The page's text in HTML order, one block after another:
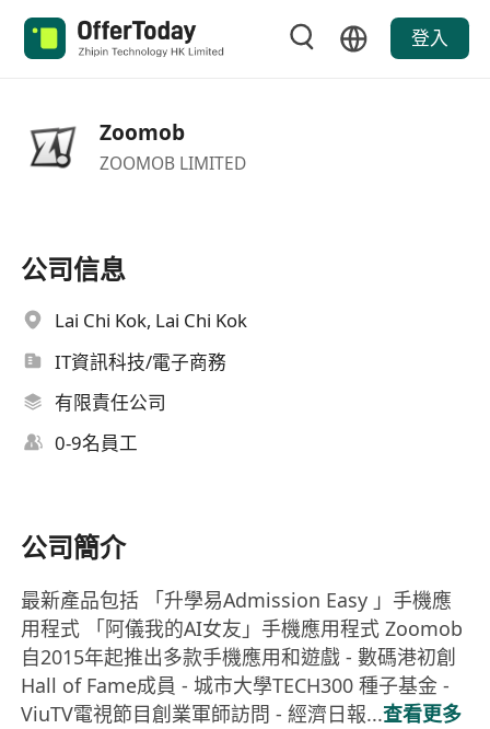
登入
Zoomob
ZOOMOB LIMITED
公司信息
Lai Chi Kok, Lai Chi Kok
IT資訊科技/電子商務
有限責任公司
0-9名員工
公司簡介
最新產品包括 「升學易Admission Easy 」手機應
用程式 「阿儀我的AI女友」手機應用程式 Zoomob
自2015年起推出多款手機應用和遊戲 - 數碼港初創
Hall of Fame成員 - 城市大學TECH300 種子基金 -
ViuTV電視節目創業軍師訪問 - 經濟日報...查看更多